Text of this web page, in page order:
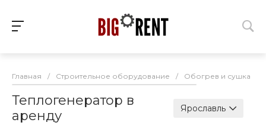
Главная / Строительное оборудование / Обогрев и сушка
Теплогенератор в
аренду
Ярославль